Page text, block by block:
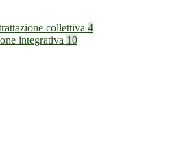
collettiva 4
integrativa 10